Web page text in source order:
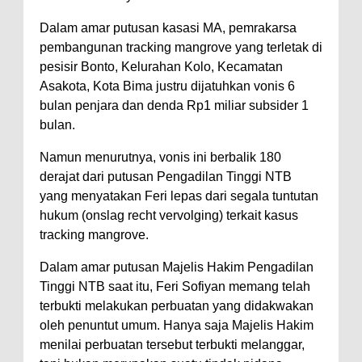
Polres Bima Bantu Warga Padolo
Atasi Krisis Air Bersih
Wali Kota Bima Tinjau Rumah
Warga Tidak Layak Huni di
Wakil Wali Kota Bima
Konsultasikan Usulan Inpres
Jalan Daerah 2026 dan
Persiapan DAK 2027 ke BPJN
NTB
Wali Kota Tekankan Disiplin ASN
dan Penguatan Kolaborasi
Wali Kota Bima Hadiri Rakornas
Dalam amar putusan kasasi MA, pemrakarsa
pembangunan tracking mangrove yang terletak di
pesisir Bonto, Kelurahan Kolo, Kecamatan
Asakota, Kota Bima justru dijatuhkan vonis 6
bulan penjara dan denda Rp1 miliar subsider 1
bulan.
Namun menurutnya, vonis ini berbalik 180
derajat dari putusan Pengadilan Tinggi NTB
yang menyatakan Feri lepas dari segala tuntutan
hukum (onslag recht vervolging) terkait kasus
tracking mangrove.
Dalam amar putusan Majelis Hakim Pengadilan
Tinggi NTB saat itu, Feri Sofiyan memang telah
terbukti melakukan perbuatan yang didakwakan
oleh penuntut umum. Hanya saja Majelis Hakim
menilai perbuatan tersebut terbukti melanggar,